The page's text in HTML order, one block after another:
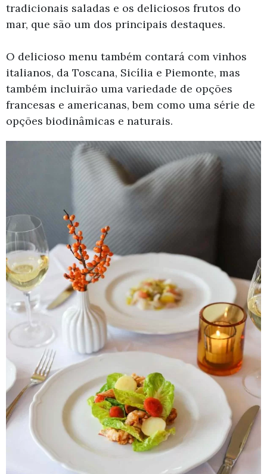
tradicionais saladas e os deliciosos frutos do
mar, que são um dos principais destaques.
O delicioso menu também contará com vinhos
italianos, da Toscana, Sicília e Piemonte, mas
também incluirão uma variedade de opções
francesas e americanas, bem como uma série de
opções biodinâmicas e naturais.